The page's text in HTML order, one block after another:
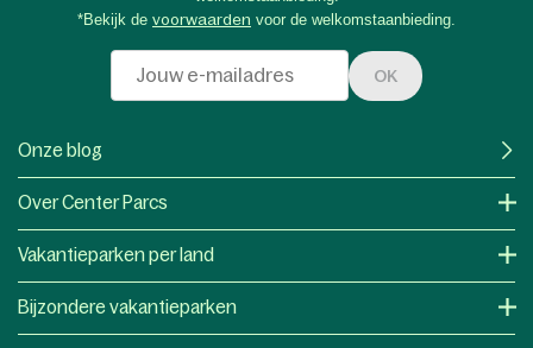
*Bekijk de voorwaarden voor de welkomstaanbieding.
OK
Onze blog
Over Center Parcs
Vakantieparken per land
Bijzondere vakantieparken